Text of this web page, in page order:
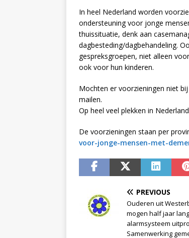
In heel Nederland worden
ondersteuning voor jonge
thuissituatie, denk aan
dagbesteding/dagbehandeling.
gespreksgroepen, niet alleen
ook voor hun kinderen.
Mochten er voorzieningen niet
mailen.
Op heel veel plekken in
De voorzieningen staan per
voor-jonge-mensen-met-
PREVIOUS
Ouderen uit
mogen half jaar
alarmsysteem
Samenwerking